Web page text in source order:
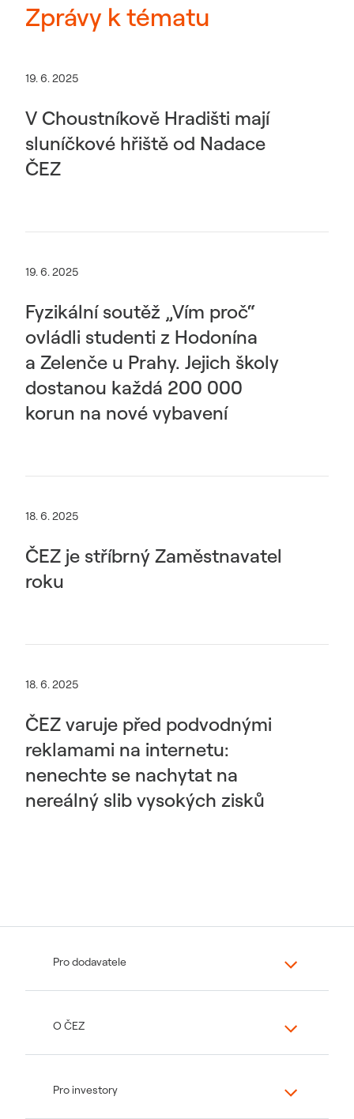
Zprávy k tématu
19. 6. 2025
V Choustníkově Hradišti mají
sluníčkové hřiště od Nadace
ČEZ
19. 6. 2025
Fyzikální soutěž „Vím proč“
ovládli studenti z Hodonína
a Zelenče u Prahy. Jejich školy
dostanou každá 200 000
korun na nové vybavení
18. 6. 2025
ČEZ je stříbrný Zaměstnavatel
roku
18. 6. 2025
ČEZ varuje před podvodnými
reklamami na internetu:
nenechte se nachytat na
nereálný slib vysokých zisků
Pro dodavatele
O ČEZ
Pro investory